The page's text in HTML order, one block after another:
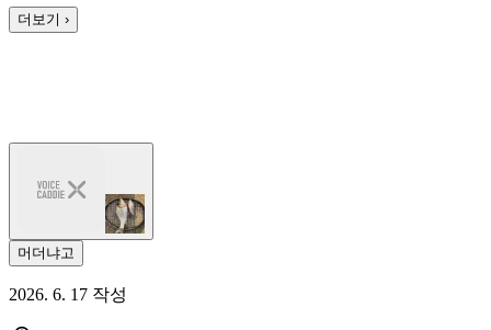
더보기 ›
머더냐고
2026. 6. 17 작성